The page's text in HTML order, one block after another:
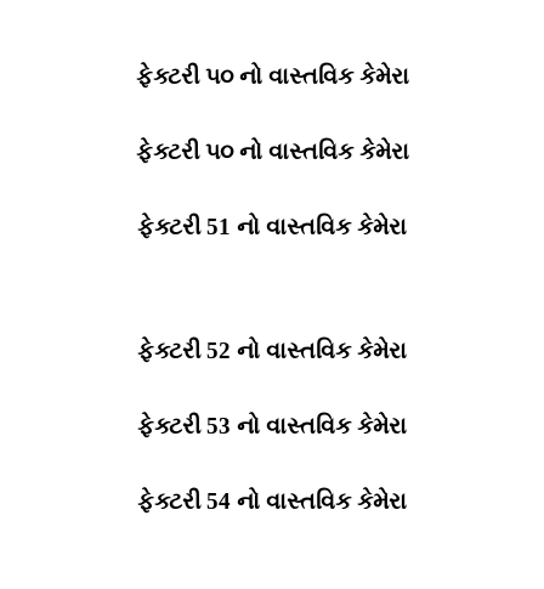
ફેક્ટરી ૫૦ નો વાસ્તવિક કેમેરા
ફેક્ટરી ૫૦ નો વાસ્તવિક કેમેરા
ફેક્ટરી 51 નો વાસ્તવિક કેમેરા
ફેક્ટરી 52 નો વાસ્તવિક કેમેરા
ફેક્ટરી 53 નો વાસ્તવિક કેમેરા
ફેક્ટરી 54 નો વાસ્તવિક કેમેરા